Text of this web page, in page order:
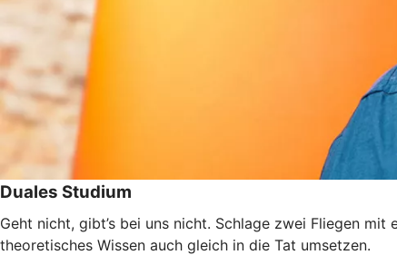
Duales Studium
Geht nicht, gibt’s bei uns nicht. Schlage zwei Fliegen
theoretisches Wissen auch gleich in die Tat umsetzen.